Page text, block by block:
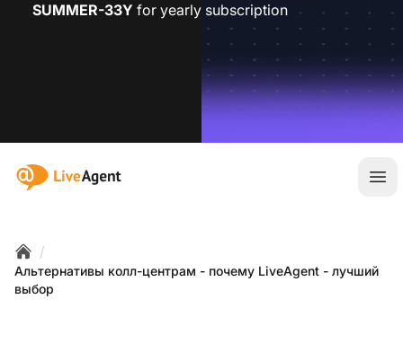
SUMMER-33Y for yearly subscription
:site.title
Home
/
Альтернативы колл-центрам - почему LiveAgent - лучший
выбор